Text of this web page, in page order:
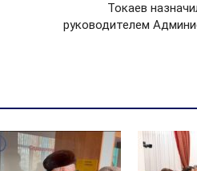
Токаев
руководителем